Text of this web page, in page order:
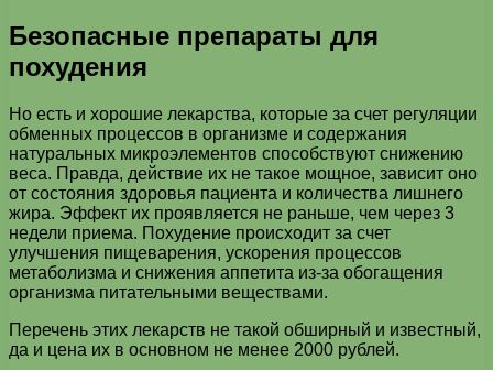
Безопасные препараты для
похудения
Но есть и хорошие лекарства, которые за счет регуляции
обменных процессов в организме и содержания
натуральных микроэлементов способствуют снижению
веса. Правда, действие их не такое мощное, зависит оно
от состояния здоровья пациента и количества лишнего
жира. Эффект их проявляется не раньше, чем через 3
недели приема. Похудение происходит за счет
улучшения пищеварения, ускорения процессов
метаболизма и снижения аппетита из-за обогащения
организма питательными веществами.
Перечень этих лекарств не такой обширный и известный,
да и цена их в основном не менее 2000 рублей.